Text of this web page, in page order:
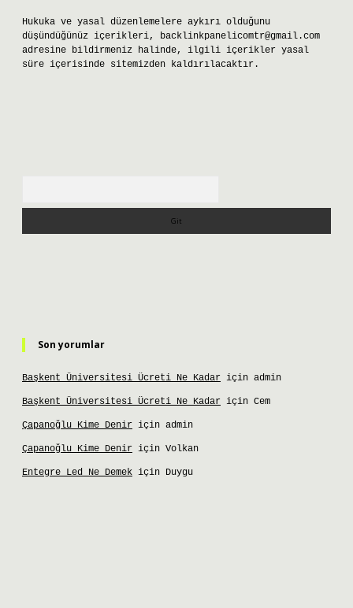
Hukuka ve yasal düzenlemelere aykırı olduğunu
düşündüğünüz içerikleri, backlinkpanelicomtr@gmail.com
adresine bildirmeniz halinde, ilgili içerikler yasal
süre içerisinde sitemizden kaldırılacaktır.
Son yorumlar
Başkent Üniversitesi Ücreti Ne Kadar için admin
Başkent Üniversitesi Ücreti Ne Kadar için Cem
Çapanoğlu Kime Denir için admin
Çapanoğlu Kime Denir için Volkan
Entegre Led Ne Demek için Duygu